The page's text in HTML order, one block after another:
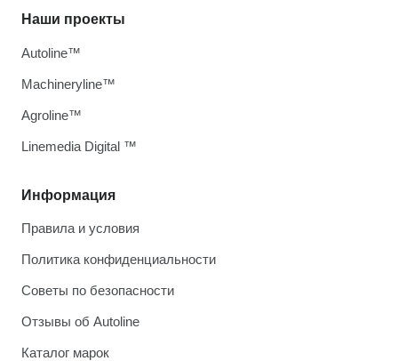
Информация
Правила и условия
Политика конфиденциальности
Советы по безопасности
Отзывы об Autoline
Каталог марок
Наши проекты
Autoline™
Machineryline™
Agroline™
Linemedia Digital ™